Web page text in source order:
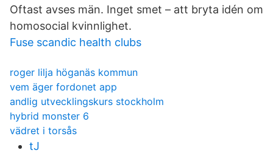
Oftast avses män. Inget smet – att bryta idén om
homosocial kvinnlighet.
Fuse scandic health clubs
roger lilja höganäs kommun
vem äger fordonet app
andlig utvecklingskurs stockholm
hybrid monster 6
vädret i torsås
tJ